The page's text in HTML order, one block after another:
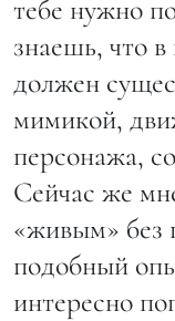
тебе нужно
знаешь, что в
должен
мимикой,
персонажа,
Сейчас же
«живым» без
подобный
интересно